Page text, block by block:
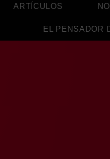
ARTÍCULOS
EL PENSADOR